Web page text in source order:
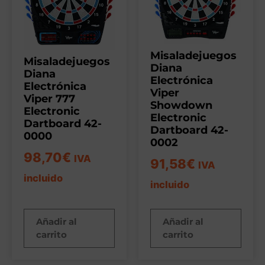
Misaladejuegos
Diana
Electrónica
Viper 777
Electronic
Dartboard 42-
0000
98,70€ IVA
incluido
Añadir al
carrito
Misaladejuegos
Diana
Electrónica
Viper
Showdown
Electronic
Dartboard 42-
0002
91,58€ IVA
incluido
Añadir al
carrito